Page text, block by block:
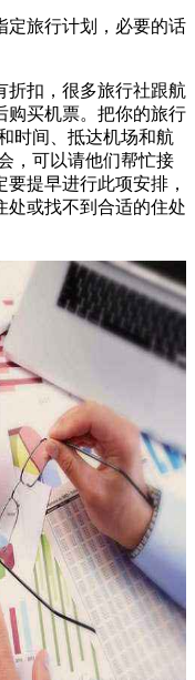
旅行计划，必要的话
扣，很多旅行社跟航
购买机票。把你的旅行
时间、抵达机场和航
，可以请他们帮忙接
提早进行此项安排，
处或找不到合适的住处